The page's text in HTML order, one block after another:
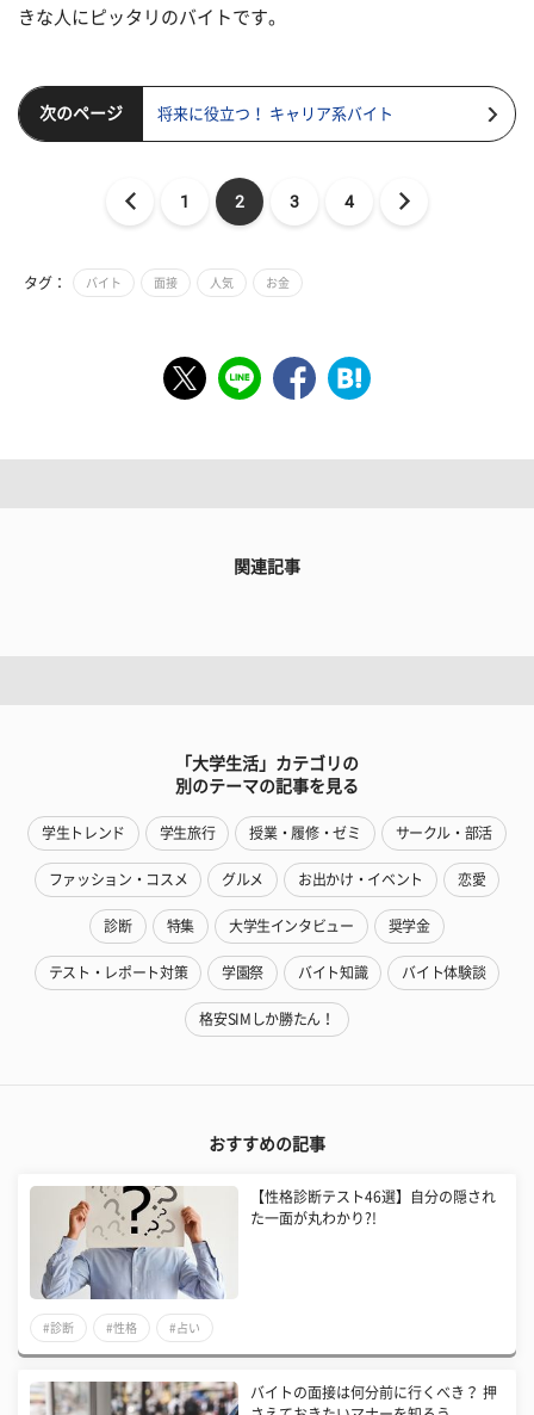
きな人にピッタリのバイトです。
次のページ 将来に役立つ！ キャリア系バイト
1 2 3 4
タグ： バイト 面接 人気 お金
関連記事
「大学生活」カテゴリの
別のテーマの記事を見る
学生トレンド 学生旅行 授業・履修・ゼミ サークル・部活
ファッション・コスメ グルメ お出かけ・イベント 恋愛
診断 特集 大学生インタビュー 奨学金
テスト・レポート対策 学園祭 バイト知識 バイト体験談
格安SIMしか勝たん！
おすすめの記事
【性格診断テスト46選】自分の隠され
た一面が丸わかり?!
#診断 #性格 #占い
バイトの面接は何分前に行くべき？ 押